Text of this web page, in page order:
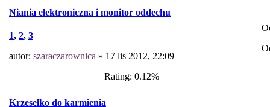
Niania elektroniczna i monitor oddechu
1, 2, 3
autor: szaraczarownica » 17 lis 2012, 22:09
Rating: 0.12%
Krzesełko do karmienia